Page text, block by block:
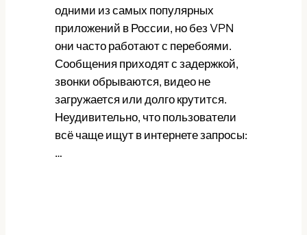
одними из самых популярных
приложений в России, но без VPN
они часто работают с перебоями.
Сообщения приходят с задержкой,
звонки обрываются, видео не
загружается или долго крутится.
Неудивительно, что пользователи
всё чаще ищут в интернете запросы:
…